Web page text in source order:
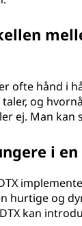
ofte hånd i
og
ej. Man kan
i
hurtige og
kan